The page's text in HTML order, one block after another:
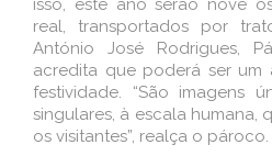
isso, este ano serão nove
real, transportados por
António José Rodrigues,
acredita que poderá ser um
festividade. “São imagens
singulares, à escala humana,
os visitantes”, realça o pároco.